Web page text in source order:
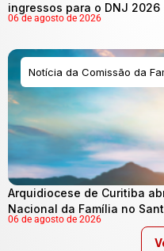
ingressos para o DNJ 2026
06 de agosto de 2026
Notícia da Comissão da
Arquidiocese de Curitiba
Nacional da Família no
06 de agosto de 2026